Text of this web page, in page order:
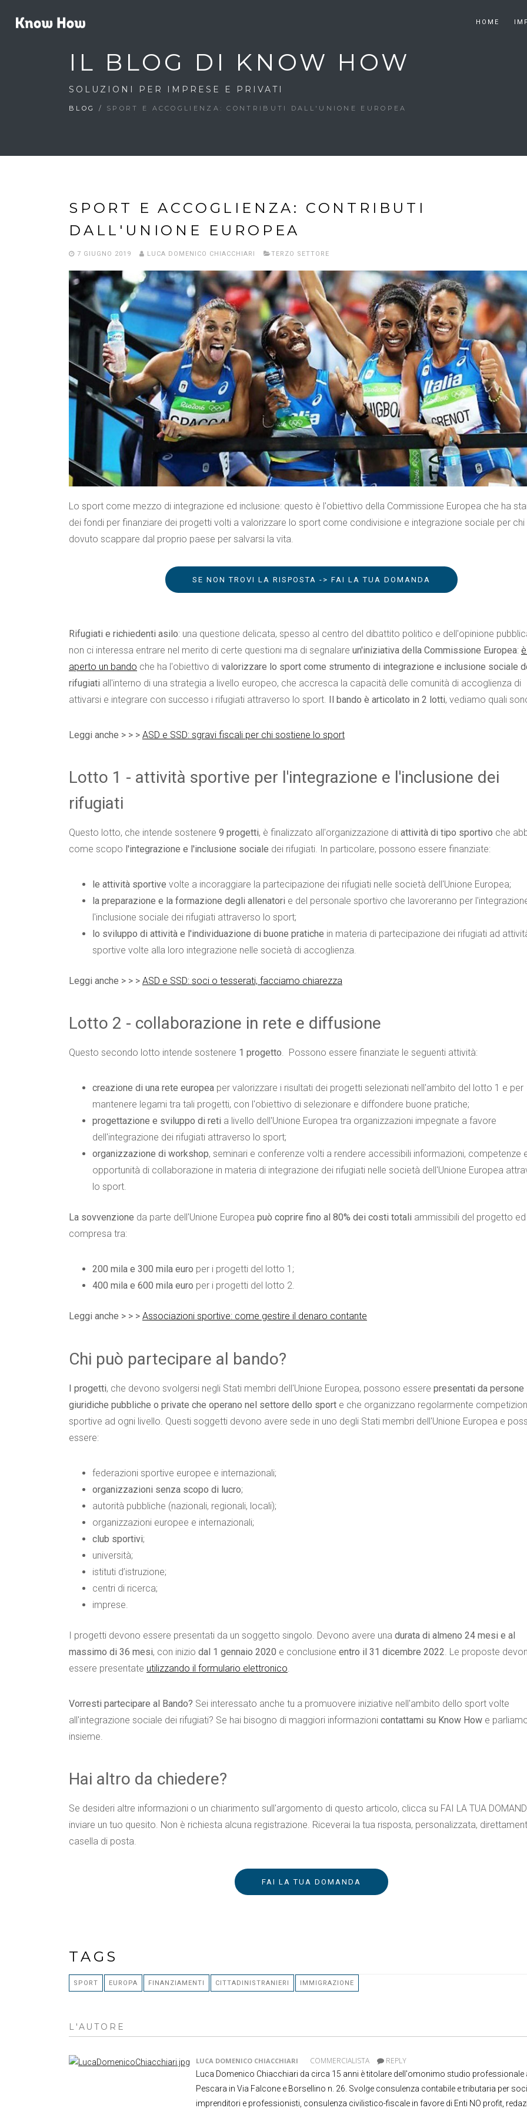
HOME
IL BLOG DI KNOW HOW
SOLUZIONI PER IMPRESE E PRIVATI
BLOG / SPORT E ACCOGLIENZA: CONTRIBUTI DALL'UNIONE EUROPEA
SPORT E ACCOGLIENZA: CONTRIBUTI
DALL'UNIONE EUROPEA
7 GIUGNO 2019 LUCA DOMENICO CHIACCHIARI TERZO SETTORE
Lo sport come mezzo di integrazione ed inclusione: questo è l'obiettivo della Commissione Europea che ha
dei fondi per finanziare dei progetti volti a valorizzare lo sport come condivisione e integrazione sociale per chi
dovuto scappare dal proprio paese per salvarsi la vita.
SE NON TROVI LA RISPOSTA -> FAI LA TUA DOMANDA
Rifugiati e richiedenti asilo: una questione delicata, spesso al centro del dibattito politico e dell'opinione
non ci interessa entrare nel merito di certe questioni ma di segnalare un'iniziativa della Commissione Europea:
aperto un bando che ha l'obiettivo di valorizzare lo sport come strumento di integrazione e inclusione sociale
rifugiati all'interno di una strategia a livello europeo, che accresca la capacità delle comunità di accoglienza di
attivarsi e integrare con successo i rifugiati attraverso lo sport. Il bando è articolato in 2 lotti, vediamo quali
Leggi anche > > > ASD e SSD: sgravi fiscali per chi sostiene lo sport
Lotto 1 - attività sportive per l'integrazione e l'inclusione dei
rifugiati
Questo lotto, che intende sostenere 9 progetti, è finalizzato all'organizzazione di attività di tipo sportivo che
come scopo l'integrazione e l'inclusione sociale dei rifugiati. In particolare, possono essere finanziate:
le attività sportive volte a incoraggiare la partecipazione dei rifugiati nelle società dell'Unione Europea;
la preparazione e la formazione degli allenatori e del personale sportivo che lavoreranno per
l'inclusione sociale dei rifugiati attraverso lo sport;
lo sviluppo di attività e l'individuazione di buone pratiche in materia di partecipazione dei rifugiati ad
sportive volte alla loro integrazione nelle società di accoglienza.
Leggi anche > > > ASD e SSD: soci o tesserati, facciamo chiarezza
Lotto 2 - collaborazione in rete e diffusione
Questo secondo lotto intende sostenere 1 progetto. Possono essere finanziate le seguenti attività:
creazione di una rete europea per valorizzare i risultati dei progetti selezionati nell'ambito del lotto 1 e per
mantenere legami tra tali progetti, con l'obiettivo di selezionare e diffondere buone pratiche;
progettazione e sviluppo di reti a livello dell'Unione Europea tra organizzazioni impegnate a favore
dell'integrazione dei rifugiati attraverso lo sport;
organizzazione di workshop, seminari e conferenze volti a rendere accessibili informazioni, competenze
opportunità di collaborazione in materia di integrazione dei rifugiati nelle società dell'Unione Europea
lo sport.
La sovvenzione da parte dell'Unione Europea può coprire fino al 80% dei costi totali ammissibili del progetto ed
compresa tra:
200 mila e 300 mila euro per i progetti del lotto 1;
400 mila e 600 mila euro per i progetti del lotto 2.
Leggi anche > > > Associazioni sportive: come gestire il denaro contante
Chi può partecipare al bando?
I progetti, che devono svolgersi negli Stati membri dell'Unione Europea, possono essere presentati da persone
giuridiche pubbliche o private che operano nel settore dello sport e che organizzano regolarmente
sportive ad ogni livello. Questi soggetti devono avere sede in uno degli Stati membri dell'Unione Europea e
essere:
federazioni sportive europee e internazionali;
organizzazioni senza scopo di lucro;
autorità pubbliche (nazionali, regionali, locali);
organizzazioni europee e internazionali;
club sportivi;
università;
istituti d’istruzione;
centri di ricerca;
imprese.
I progetti devono essere presentati da un soggetto singolo. Devono avere una durata di almeno 24 mesi e al
massimo di 36 mesi, con inizio dal 1 gennaio 2020 e conclusione entro il 31 dicembre 2022. Le proposte
essere presentate utilizzando il formulario elettronico.
Vorresti partecipare al Bando? Sei interessato anche tu a promuovere iniziative nell'ambito dello sport volte
all'integrazione sociale dei rifugiati? Se hai bisogno di maggiori informazioni contattami su Know How e
insieme.
Hai altro da chiedere?
Se desideri altre informazioni o un chiarimento sull'argomento di questo articolo, clicca su FAI LA TUA
inviare un tuo quesito. Non è richiesta alcuna registrazione. Riceverai la tua risposta, personalizzata,
casella di posta.
FAI LA TUA DOMANDA
TAGS
SPORT EUROPA FINANZIAMENTI CITTADINISTRANIERI IMMIGRAZIONE
L'AUTORE
LUCA DOMENICO CHIACCHIARI COMMERCIALISTA REPLY
Luca Domenico Chiacchiari da circa 15 anni è titolare dell'omonimo studio professionale
Pescara in Via Falcone e Borsellino n. 26. Svolge consulenza contabile e tributaria per
imprenditori e professionisti, consulenza civilistico-fiscale in favore di Enti NO profit,